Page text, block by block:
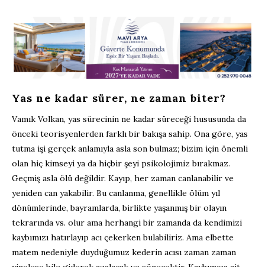
Yas ne kadar sürer, ne zaman biter?
Vamık Volkan, yas sürecinin ne kadar süreceği hususunda da
önceki teorisyenlerden farklı bir bakışa sahip. Ona göre, yas
tutma işi gerçek anlamıyla asla son bulmaz; bizim için önemli
olan hiç kimseyi ya da hiçbir şeyi psikolojimiz bırakmaz.
Geçmiş asla ölü değildir. Kayıp, her zaman canlanabilir ve
yeniden can yakabilir. Bu canlanma, genellikle ölüm yıl
dönümlerinde, bayramlarda, birlikte yaşanmış bir olayın
tekrarında vs. olur ama herhangi bir zamanda da kendimizi
kaybımızı hatırlayıp acı çekerken bulabiliriz. Ama elbette
matem nedeniyle duyduğumuz kederin acısı zaman zaman